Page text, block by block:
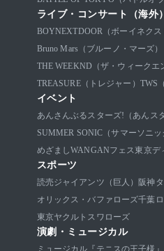
ライブ・コンサート（海外）
BOYNEXTDOOR（ボーイネクス
Bruno Mars（ブルーノ・マーズ）
THE WEEKND（ザ・ウィークエ
TREASURE（トレジャー） TWS
イベント
あんさんぶるスターズ!（あんスタ
SUMMER SONIC（サマーソニッ
めざましWANGANフェス東京デ
スポーツ
読売ジャイアンツ（巨人）
阪神
オリックス・バファローズ千葉
東京ヤクルトスワローズ
演劇・ミュージカル